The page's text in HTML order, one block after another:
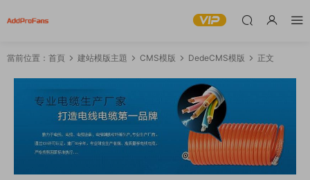
當前位置： 首頁 建站模版主題 CMS模版 DedeCMS模版 正文